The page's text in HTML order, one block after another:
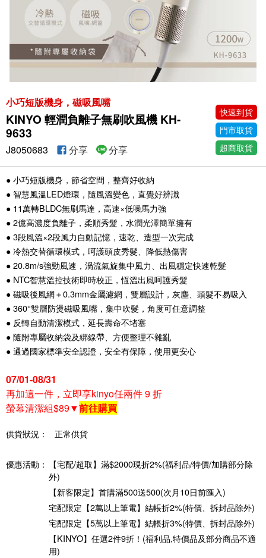
小巧短版機身，磁吸風嘴
KINYO 輕潤負離子無刷吹風機 KH-
9633
快速到貨
門市取貨
超商取貨
J8050683 分享 分享
● 小巧短版機身，節省空間，整齊好收納
● 智慧風溫LED燈環，隨風溫變色，直覺好辨識
● 11萬轉BLDC無刷馬達，高速×低噪馬力強
● 2億高濃度負離子，柔順秀髮，水潤光澤簡單擁有
● 3段風溫×2段風力自動記憶，速乾、造型一次完成
● 冷熱交替循環模式，呵護頭皮秀髮、降低熱傷害
● 20.8m/s強勁風速，渦流氣旋集中風力、出風穩定快速乾髮
● NTC智慧溫控技術即時校正，恆溫出風呵護秀髮
● 磁吸後風網＋0.3mm金屬濾網，雙層設計，灰塵、頭髮不易吸入
● 360°雙層防燙磁吸風嘴，集中吹髮，角度可任意調整
● 反轉自動清潔模式，延長壽命不堵塞
● 隨附專屬收納袋及綁線帶、方便整理不雜亂
● 通過國家標準安全認證，安全有保障，使用更安心
07/01-08/31
再加這一件，立即享kinyo任兩件 9 折
螢幕清潔組$89▼前往購買
供貨狀況： 正常供貨
優惠活動：
【宅配/超取】滿$2000現折2%(福利品/特價/加購部分除
外)
【新客限定】首購滿500送500(次月10日前匯入)
宅配限定【2萬以上筆電】結帳折2%(特價、拆封品除外)
宅配限定【5萬以上筆電】結帳折3%(特價、拆封品除外)
【KINYO】任選2件9折！(福利品,特價品及部分商品不適
用)